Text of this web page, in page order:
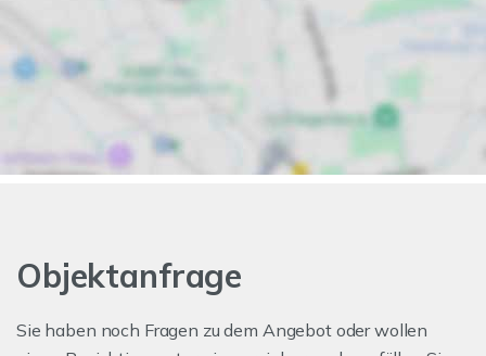
Objektanfrage
Sie haben noch Fragen zu dem Angebot oder wollen